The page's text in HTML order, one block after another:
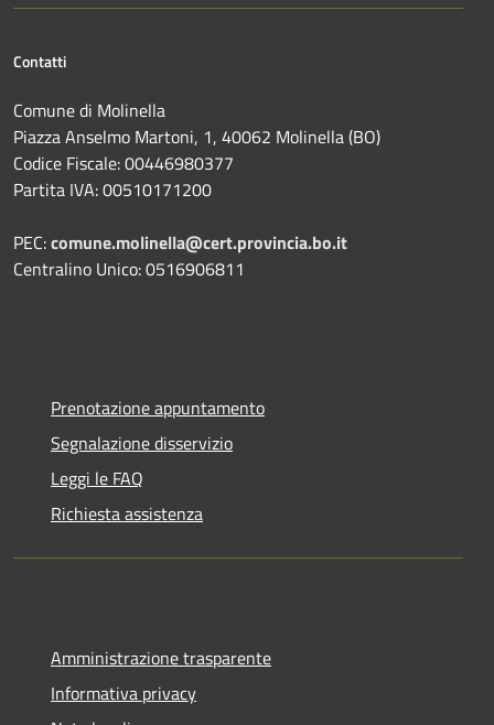
Contatti
Comune di Molinella
Piazza Anselmo Martoni, 1, 40062 Molinella (BO)
Codice Fiscale: 00446980377
Partita IVA: 00510171200
PEC:comune.molinella@cert.provincia.bo.it
Centralino Unico: 0516906811
Prenotazione appuntamento
Segnalazione disservizio
Leggi le FAQ
Richiesta assistenza
Amministrazione trasparente
Informativa privacy